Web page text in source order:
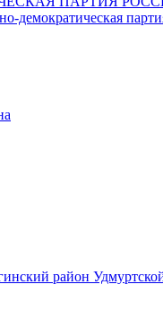
демократическая
район